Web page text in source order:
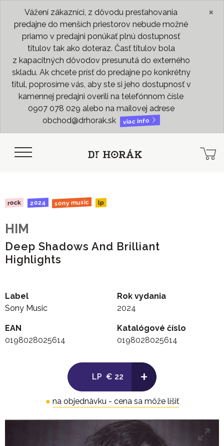
Vážení zákazníci, z dôvodu presťahovania
predajne do menších priestorov nebude možné
priamo v predajni ponúkať plnú dostupnosť
titulov tak ako doteraz. Časť titulov bola
z kapacitných dôvodov presunutá do externého
skladu. Ak chcete prísť do predajne po konkrétny
titul, poprosíme vás, aby ste si jeho dostupnosť v
kamennej predajni overili na telefónnom čísle
0907 078 029 alebo na mailovej adrese
obchod@drhorak.sk
viac info
×
rock 2024 sony music lp
HIM
Deep Shadows And Brilliant
Highlights
Label
Sony Music
Rok vydania
2024
EAN
0198028025614
Katalógové číslo
0198028025614
LP € 22 +
● na objednávku - cena sa môže líšiť